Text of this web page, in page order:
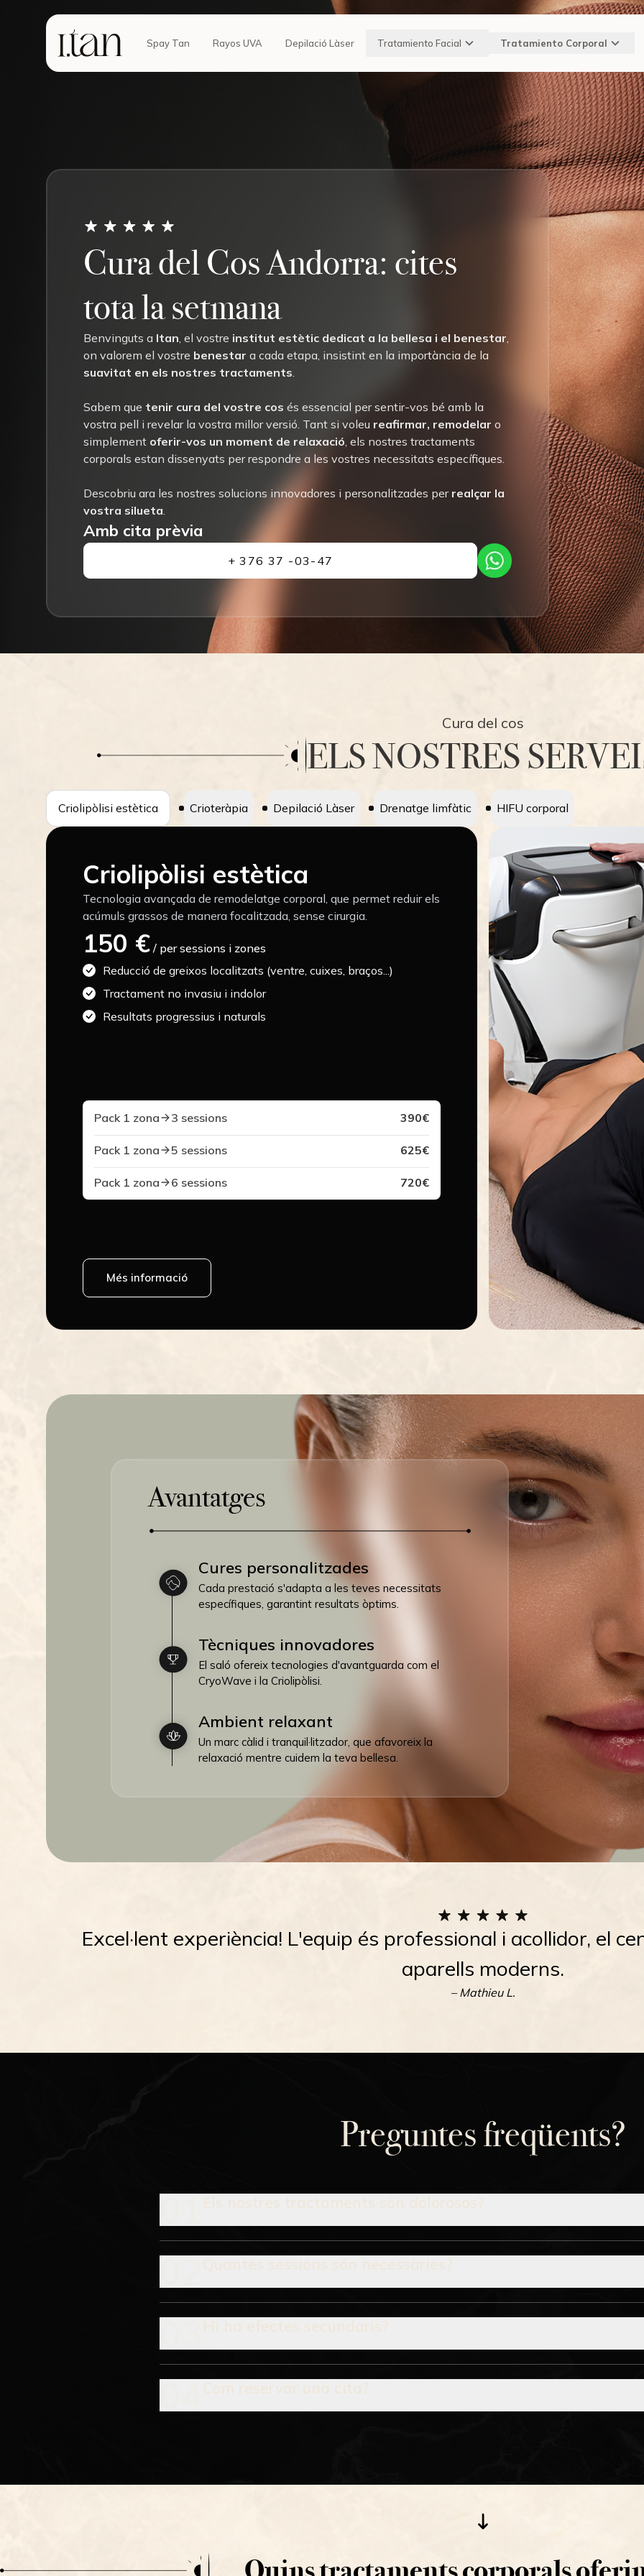
Spay Tan Rayos UVA Depilació Làser Tratamiento Facial Tratamiento Corporal
Cura del Cos Andorra: cites
tota la setmana
Benvinguts a Itan , el vostre institut estètic dedicat a la bellesa i el benestar
on valorem el vostre benestar a cada etapa, insistint en la importància de la
suavitat en els nostres tractaments
Sabem que tenir cura del vostre cos és essencial per sentir-vos bé amb la
vostra pell i revelar la vostra millor versió. Tant si voleu reafirmar, remodelar o
simplement oferir-vos un moment de relaxació , els nostres tractaments
corporals estan dissenyats per respondre a les vostres necessitats específiques.
Descobriu ara les nostres solucions innovadores i personalitzades per realçar la
vostra silueta
Amb cita prèvia
+ 376 37 -03-47
Cura del cos
ELS NOSTRES
Criolipòlisi estètica Crioteràpia Depilació Làser Drenatge limfàtic HIFU corporal
Criolipòlisi estètica
Tecnologia avançada de remodelatge corporal, que permet reduir els
acúmuls grassos de manera focalitzada, sense cirurgia.
150 € / per sessions i zones
Reducció de greixos localitzats (ventre, cuixes, braços...)
Tractament no invasiu i indolor
Resultats progressius i naturals
Pack 1 zona 3 sessions 390€
Pack 1 zona 5 sessions 625€
Pack 1 zona 6 sessions 720€
Més informació
Avantatges
Cures personalitzades
Cada prestació s'adapta a les teves necessitats
específiques, garantint resultats òptims.
Tècniques innovadores
El saló ofereix tecnologies d'avantguarda com el
CryoWave i la Criolipòlisi.
Ambient relaxant
Un marc càlid i tranquil·litzador, que afavoreix la
relaxació mentre cuidem la teva bellesa.
Excel·lent experiència! L'equip és professional i acollidor, el
aparells moderns.
– Mathieu L.
Preguntes freqüents?
01
02
03
04